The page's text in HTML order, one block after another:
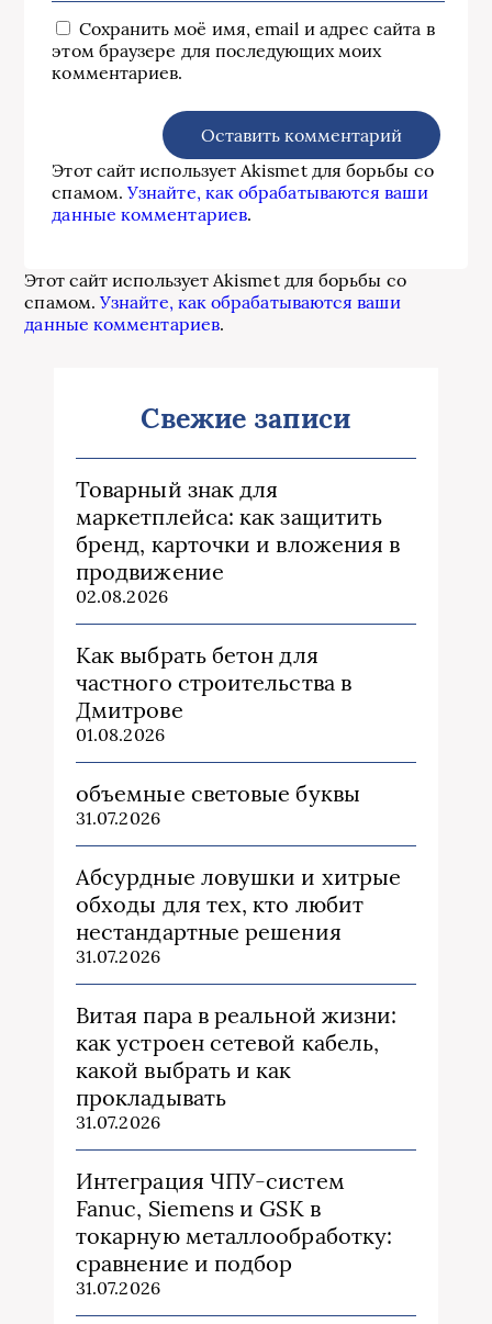
Сохранить моё имя, email и адрес сайта в
этом браузере для последующих моих
комментариев.
Этот сайт использует Akismet для борьбы со
спамом.Узнайте, как обрабатываются ваши
данные комментариев.
Этот сайт использует Akismet для борьбы со
спамом.Узнайте, как обрабатываются ваши
данные комментариев.
Свежие записи
Товарный знак для
маркетплейса: как защитить
бренд, карточки и вложения в
продвижение
02.08.2026
Как выбрать бетон для
частного строительства в
Дмитрове
01.08.2026
объемные световые буквы
31.07.2026
Абсурдные ловушки и хитрые
обходы для тех, кто любит
нестандартные решения
31.07.2026
Витая пара в реальной жизни:
как устроен сетевой кабель,
какой выбрать и как
прокладывать
31.07.2026
Интеграция ЧПУ-систем
Fanuc, Siemens и GSK в
токарную металлообработку:
сравнение и подбор
31.07.2026